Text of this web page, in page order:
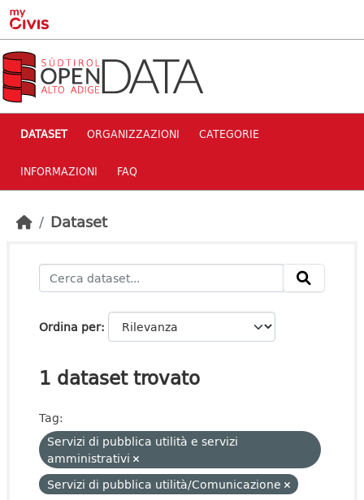
Skip to main content
DATASET ORGANIZZAZIONI CATEGORIE
INFORMAZIONI FAQ
Dataset
Ordina per
1 dataset trovato
Tag:
Servizi di pubblica utilità e servizi
amministrativi
Servizi di pubblica utilità/Comunicazione